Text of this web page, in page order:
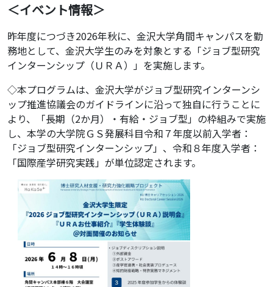
＜イベント情報＞
昨年度につづき2026年秋に、金沢大学角間キャンパスを勤
務地として、金沢大学生のみを対象とする「ジョブ型研究
インターンシップ（ＵＲＡ）」を実施します。
◇本プログラムは、金沢大学がジョブ型研究インターンシ
ップ推進協議会のガイドラインに沿って独自に行うことに
より、「長期（2か月）・有給・ジョブ型」の枠組みで実施
し、本学の大学院ＧＳ発展科目令和７年度以前入学者：
「ジョブ型研究インターンシップ」、令和８年度入学者：
「国際産学研究実践」が単位認定されます。